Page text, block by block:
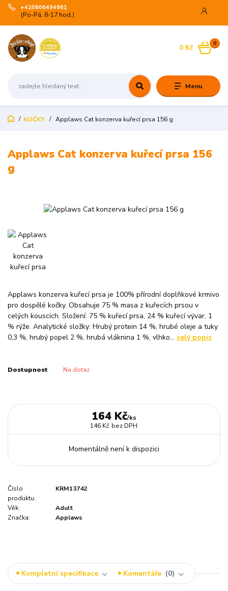
Menu
+420606494961
(Po-Pá, 8-17 hod.)
0
0 Kč
KOČKY Applaws Cat konzerva kuřecí prsa 156 g
Applaws Cat konzerva kuřecí prsa 156
g
Applaws konzerva kuřecí prsa je 100% přírodní doplňkové krmivo
pro dospělé kočky. Obsahuje 75 % masa z kuřecích prsou v
celých kouscích. Složení: 75 % kuřecí prsa, 24 % kuřecí vývar, 1
% rýže. Analytické složky: Hrubý protein 14 %, hrubé oleje a tuky
0,3 %, hrubý popel 2 %, hrubá vláknina 1 %, vlhko... celý popis
Dostupnost Na dotaz
164 Kč/ks
146 Kč bez DPH
Momentálně není k dispozici
Číslo
produktu:
KRM13742
Věk:
Adult
Značka:
Applaws
Kompletní specifikace Komentáře 0